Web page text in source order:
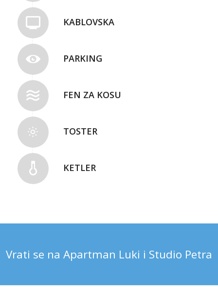
KABLOVSKA
PARKING
FEN ZA KOSU
TOSTER
KETLER
Vrati se na Apartman Luki i Studio Petra